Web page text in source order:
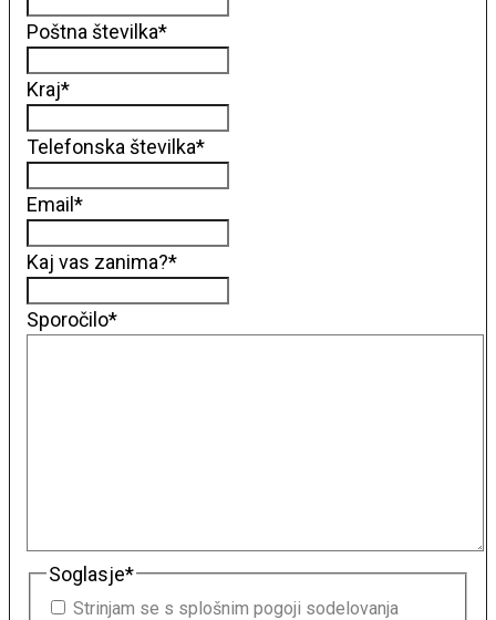
Poštna številka*
Kraj*
Telefonska številka*
Email*
Kaj vas zanima?*
Sporočilo*
Soglasje*
Strinjam se s splošnim pogoji sodelovanja